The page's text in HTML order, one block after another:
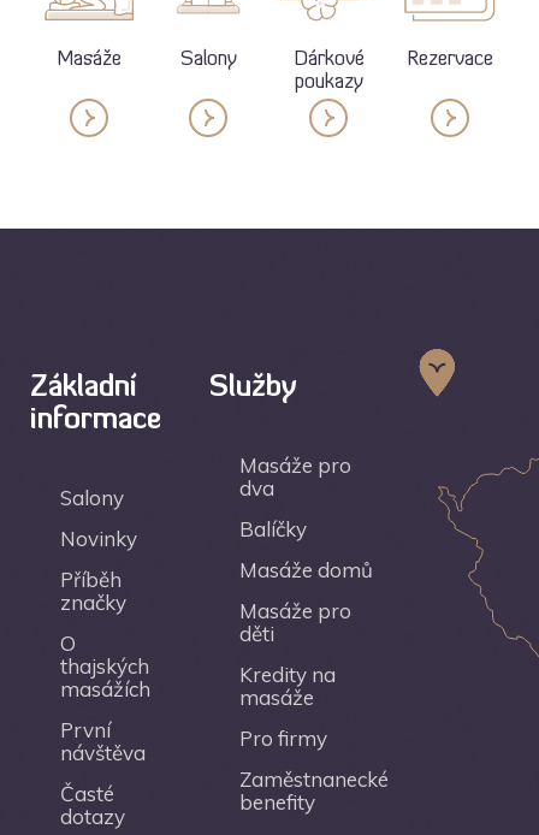
Masáže Salony
Dárkové
poukazy
Rezervace
Základní
informace
Salony
Novinky
Příběh
značky
O
thajských
masážích
První
návštěva
Časté
dotazy
Služby
Masáže pro
dva
Balíčky
Masáže domů
Masáže pro
děti
Kredity na
masáže
Pro firmy
Zaměstnanecké
benefity